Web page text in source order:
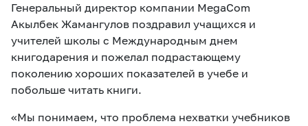
Генеральный директор компании MegaCom
Акылбек Жамангулов поздравил учащихся и
учителей школы с Международным днем
книгодарения и пожелал подрастающему
поколению хороших показателей в учебе и
побольше читать книги.
«Мы понимаем, что проблема нехватки учебников